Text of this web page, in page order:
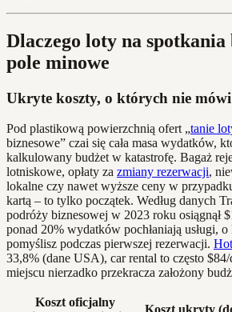
Dlaczego loty na spotkania
pole minowe
Ukryte koszty, o których nie
Pod plastikową powierzchnią ofert „tanie
biznesowe” czai się cała masa wydatków,
kalkulowany budżet w katastrofę. Bagaż
lotniskowe, opłaty za zmiany rezerwacji,
lokalne czy nawet wyższe ceny w
kartą – to tylko początek. Według danych
podróży biznesowej w 2023 roku osiągnął
ponad 20% wydatków pochłaniają usługi,
pomyślisz podczas pierwszej rezerwacji.
33,8% (dane USA), car rental to często $84/
miejscu nierzadko przekracza założony
Koszt oficjalny